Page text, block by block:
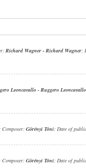
Richard Wagner - Richard Wagner;
Leoncavallo - Ruggero Leoncavallo
Composer: Görényi Tóni; Date of
Composer: Görényi Tóni; Date of